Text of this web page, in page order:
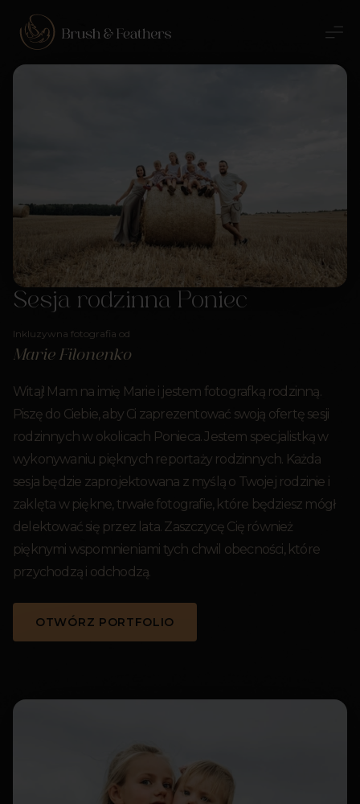
Sesja rodzinna Poniec
Inkluzywna fotografia od
Marie Filonenko
Witaj! Mam na imię Marie i jestem fotografką rodzinną.
Piszę do Ciebie, aby Ci zaprezentować swoją ofertę sesji
rodzinnych w okolicach Ponieca. Jestem specjalistką w
wykonywaniu pięknych reportaży rodzinnych. Każda
sesja będzie zaprojektowana z myślą o Twojej rodzinie i
zaklęta w piękne, trwałe fotografie, które będziesz mógł
delektować się przez lata. Zaszczycę Cię również
pięknymi wspomnieniami tych chwil obecności, które
przychodzą i odchodzą.
OTWÓRZ PORTFOLIO